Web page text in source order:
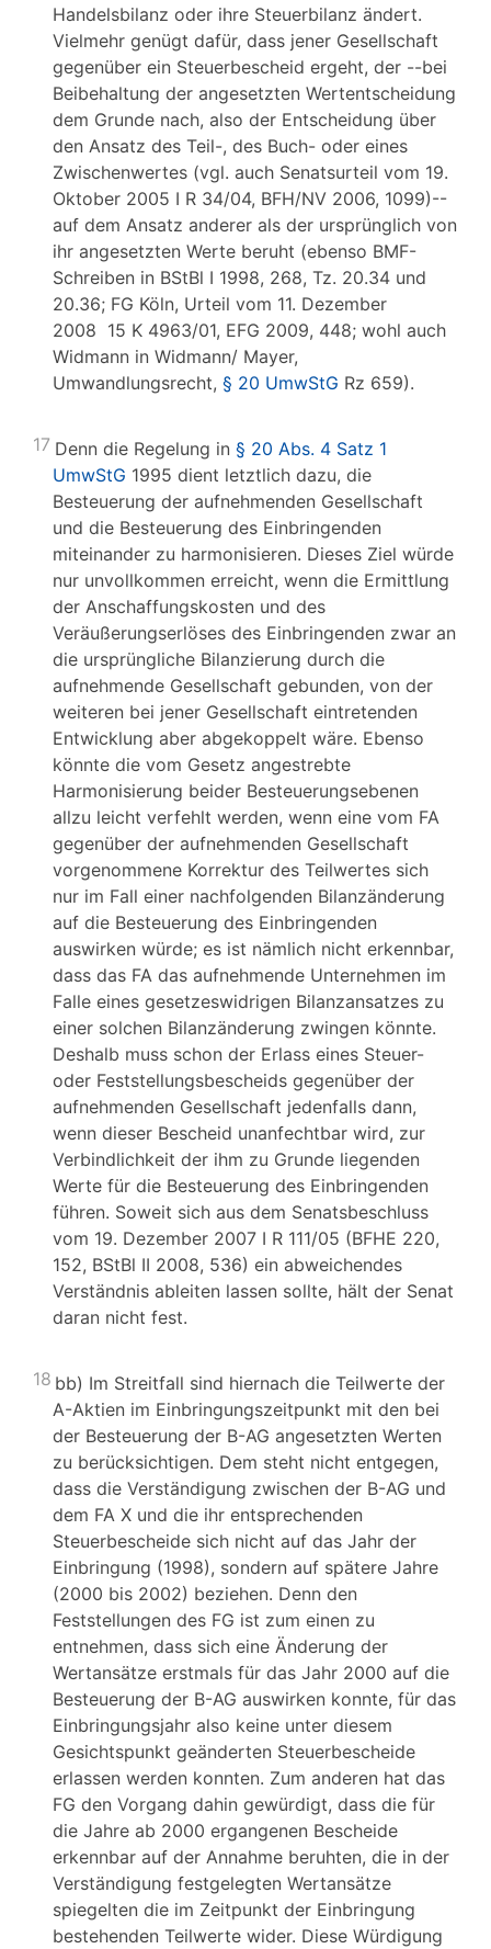
Handelsbilanz oder ihre Steuerbilanz ändert.
Vielmehr genügt dafür, dass jener Gesellschaft
gegenüber ein Steuerbescheid ergeht, der --bei
Beibehaltung der angesetzten Wertentscheidung
dem Grunde nach, also der Entscheidung über
den Ansatz des Teil-, des Buch- oder eines
Zwischenwertes (vgl. auch Senatsurteil vom 19.
Oktober 2005 I R 34/04, BFH/NV 2006, 1099)--
auf dem Ansatz anderer als der ursprünglich von
ihr angesetzten Werte beruht (ebenso BMF-
Schreiben in BStBl I 1998, 268, Tz. 20.34 und
20.36; FG Köln, Urteil vom 11. Dezember
2008 15 K 4963/01, EFG 2009, 448; wohl auch
Widmann in Widmann/ Mayer,
Umwandlungsrecht, § 20 UmwStG Rz 659).
17 Denn die Regelung in § 20 Abs. 4 Satz 1
UmwStG 1995 dient letztlich dazu, die
Besteuerung der aufnehmenden Gesellschaft
und die Besteuerung des Einbringenden
miteinander zu harmonisieren. Dieses Ziel würde
nur unvollkommen erreicht, wenn die Ermittlung
der Anschaffungskosten und des
Veräußerungserlöses des Einbringenden zwar an
die ursprüngliche Bilanzierung durch die
aufnehmende Gesellschaft gebunden, von der
weiteren bei jener Gesellschaft eintretenden
Entwicklung aber abgekoppelt wäre. Ebenso
könnte die vom Gesetz angestrebte
Harmonisierung beider Besteuerungsebenen
allzu leicht verfehlt werden, wenn eine vom FA
gegenüber der aufnehmenden Gesellschaft
vorgenommene Korrektur des Teilwertes sich
nur im Fall einer nachfolgenden Bilanzänderung
auf die Besteuerung des Einbringenden
auswirken würde; es ist nämlich nicht erkennbar,
dass das FA das aufnehmende Unternehmen im
Falle eines gesetzeswidrigen Bilanzansatzes zu
einer solchen Bilanzänderung zwingen könnte.
Deshalb muss schon der Erlass eines Steuer-
oder Feststellungsbescheids gegenüber der
aufnehmenden Gesellschaft jedenfalls dann,
wenn dieser Bescheid unanfechtbar wird, zur
Verbindlichkeit der ihm zu Grunde liegenden
Werte für die Besteuerung des Einbringenden
führen. Soweit sich aus dem Senatsbeschluss
vom 19. Dezember 2007 I R 111/05 (BFHE 220,
152, BStBl II 2008, 536) ein abweichendes
Verständnis ableiten lassen sollte, hält der Senat
daran nicht fest.
18 bb) Im Streitfall sind hiernach die Teilwerte der
A-Aktien im Einbringungszeitpunkt mit den bei
der Besteuerung der B-AG angesetzten Werten
zu berücksichtigen. Dem steht nicht entgegen,
dass die Verständigung zwischen der B-AG und
dem FA X und die ihr entsprechenden
Steuerbescheide sich nicht auf das Jahr der
Einbringung (1998), sondern auf spätere Jahre
(2000 bis 2002) beziehen. Denn den
Feststellungen des FG ist zum einen zu
entnehmen, dass sich eine Änderung der
Wertansätze erstmals für das Jahr 2000 auf die
Besteuerung der B-AG auswirken konnte, für das
Einbringungsjahr also keine unter diesem
Gesichtspunkt geänderten Steuerbescheide
erlassen werden konnten. Zum anderen hat das
FG den Vorgang dahin gewürdigt, dass die für
die Jahre ab 2000 ergangenen Bescheide
erkennbar auf der Annahme beruhten, die in der
Verständigung festgelegten Wertansätze
spiegelten die im Zeitpunkt der Einbringung
bestehenden Teilwerte wider. Diese Würdigung